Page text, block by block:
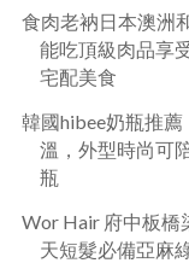
食肉老衲日本澳洲
能吃頂級肉品享
宅配美食
韓國hibee奶瓶推薦
溫，外型時尚可
瓶
Wor Hair 府中板橋
天短髮必備亞麻